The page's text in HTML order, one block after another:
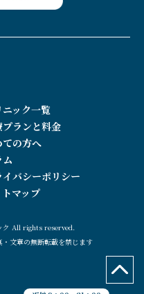
ニック一覧
プランと料金
ての方へ
ム
イバシーポリシー
トマップ
All rights reserved.
文章の無断転載を禁じます